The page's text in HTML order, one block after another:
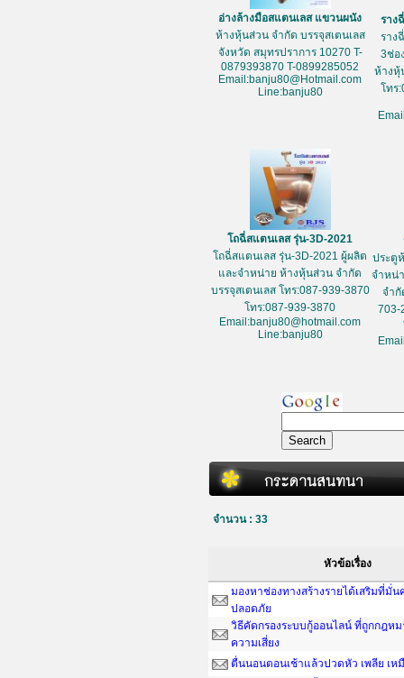
อ่างล้างมือสแตนเลส แขวนผนัง
ห้างหุ้นส่วน จำกัด บรรจุสเตนเลส
จังหวัด สมุทรปราการ 10270 T-
0879393870 T-0899285052
Email:banju80@Hotmail.com
Line:banju80
ราง
ราง
3ช่อ
ห้างหุ้
โทร
โถฉี่สแตนเลส รุ่น-3D-2021
โถฉี่สแตนเลส รุ่น-3D-2021 ผู้ผลิต
และจำหน่าย ห้างหุ้นส่วน จำกัด
บรรจุสเตนเลส โทร:087-939-3870
โทร:087-939-3870
Email:banju80@hotmail.com
Line:banju80
ประตู
จำหน่
จำกั
703-
จำนวน : 33
หัวข้อเรื่อง
มองหาช่องทางสร้างรายได้เสริมที่มั่น
ปลอดภัย
วิธีคัดกรองระบบกู้ออนไลน์ ที่ถูกกฎหม
ความเสี่ยง
ตื่นนอนตอนเช้าแล้วปวดหัว เพลีย เห